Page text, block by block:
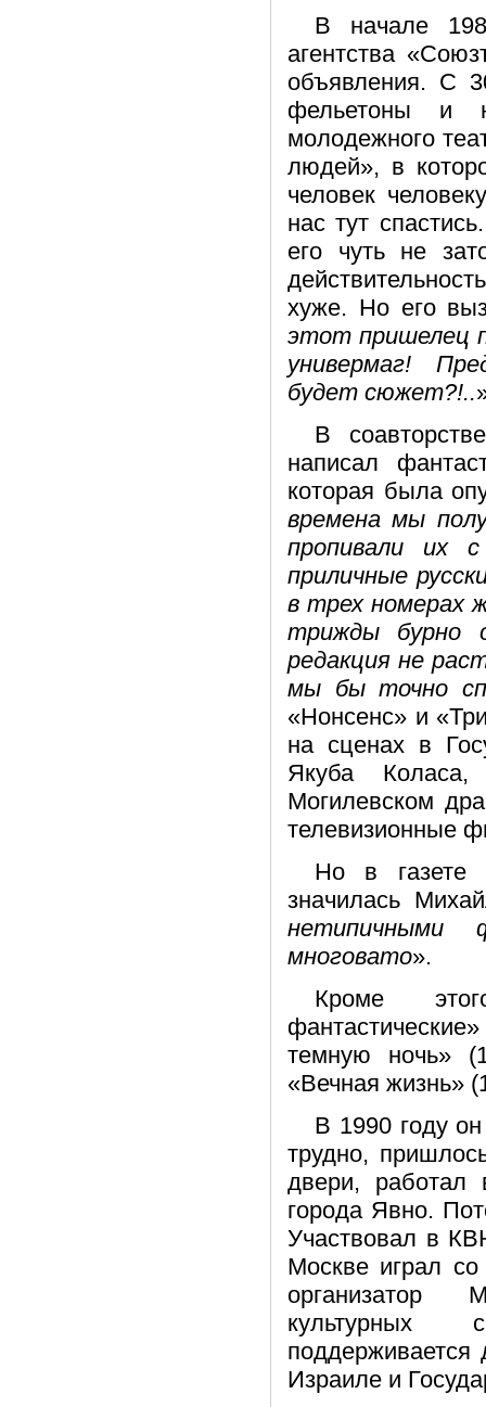
В начале
агентства
объявления. С
фельетоны и
молодежного
людей», в
человек
нас тут
его чуть не
хуже. Но его
этот пришелец
универмаг!
будет сюжет?!..
В
написал
которая была
времена мы
пропивали их
приличные
в трех номерах
трижды бурно
редакция не
мы бы точно
«Нонсенс» и
на сценах в
Якуба
Могилевском
телевизионные
Но в
значилась
многовато».
Кроме
темную ночь»
«Вечная жизнь»
В 1990 году
трудно,
двери, работал
города Явно.
Участвовал в
Москве играл
организатор
культурных
поддерживается
Израиле и